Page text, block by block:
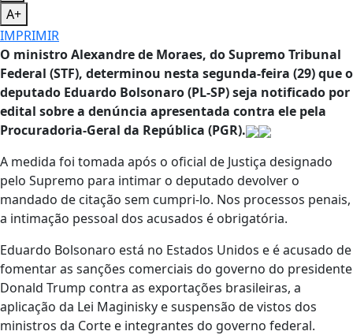
A+
IMPRIMIR
O ministro Alexandre de Moraes, do Supremo Tribunal
Federal (STF), determinou nesta segunda-feira (29) que o
deputado Eduardo Bolsonaro (PL-SP) seja notificado por
edital sobre a denúncia apresentada contra ele pela
Procuradoria-Geral da República (PGR).
A medida foi tomada após o oficial de Justiça designado
pelo Supremo para intimar o deputado devolver o
mandado de citação sem cumpri-lo. Nos processos penais,
a intimação pessoal dos acusados é obrigatória.
Eduardo Bolsonaro está no Estados Unidos e é acusado de
fomentar as sanções comerciais do governo do presidente
Donald Trump contra as exportações brasileiras, a
aplicação da Lei Maginisky e suspensão de vistos dos
ministros da Corte e integrantes do governo federal.